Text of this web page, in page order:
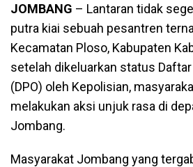
JOMBANG – Lantaran tidak
putra kiai sebuah pesantren
Kecamatan Ploso, Kabupaten
setelah dikeluarkan status
(DPO) oleh Kepolisian,
melakukan aksi unjuk rasa di
Jombang.
Masyarakat Jombang yang